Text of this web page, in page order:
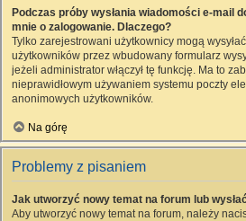
Podczas próby wysłania wiadomości e-mail
mnie o zalogowanie. Dlaczego?
Tylko zarejestrowani użytkownicy mogą
użytkowników przez wbudowany formularz
jeżeli administrator włączył tę funkcję. Ma to
nieprawidłowym używaniem systemu poczty
anonimowych użytkowników.
Na górę
Problemy z pisaniem
Jak utworzyć nowy temat na forum lub
Aby utworzyć nowy temat na forum, należy